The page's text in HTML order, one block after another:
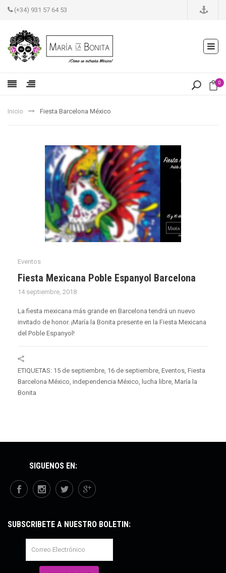
(+34) 931 57 64 53
0
Inicio Fiesta Barcelona México
Eventos
Fiesta Mexicana Poble Espanyol Barcelona
14 septiembre, 2018
La fiesta mexicana más grande en Barcelona tendrá un nuevo
invitado de honor. ¡María la Bonita presente en la Fiesta Mexicana
del Poble Espanyol!
ETIQUETAS: 15 de septiembre, 16 de septiembre, Eventos, Fiesta
Barcelona México, independencia México, lucha libre, María la
Bonita
SÍGUENOS EN:
SUBSCRÍBETE A NUESTRO BOLETÍN: